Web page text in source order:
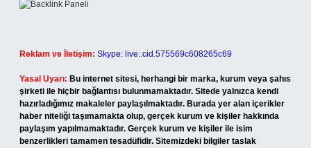
Reklam ve İletişim: Skype: live:.cid.575569c608265c69
Yasal Uyarı: Bu internet sitesi, herhangi bir marka, kurum veya şahıs
şirketi ile hiçbir bağlantısı bulunmamaktadır. Sitede yalnızca kendi
hazırladığımız makaleler paylaşılmaktadır. Burada yer alan içerikler
haber niteliği taşımamakta olup, gerçek kurum ve kişiler hakkında
paylaşım yapılmamaktadır. Gerçek kurum ve kişiler ile isim
benzerlikleri tamamen tesadüfidir. Sitemizdeki bilgiler taslak